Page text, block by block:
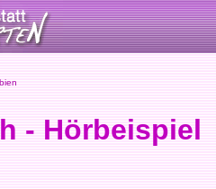
- Hörbeispiel